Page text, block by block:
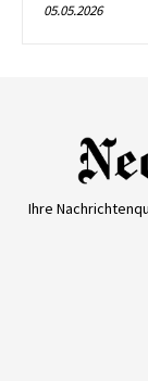
05.05.2026
Ihre